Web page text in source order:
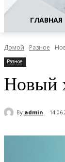
ГЛАВНАЯ
Домой Разное
Разное
Новый
By admin